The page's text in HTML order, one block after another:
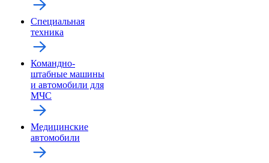
Специальная
техника
Командно-
штабные машины
и автомобили для
МЧС
Медицинские
автомобили